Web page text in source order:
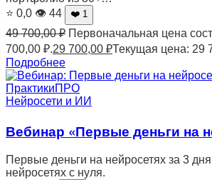
⭐ 0,0 👁 44 ❤️ 1
49 700,00₽ Первоначальная цена
700,00 ₽.29 700,00 ₽Текущая цена: 29
Подробнее
Нейросети и ИИ
Вебинар «Первые деньги на
Первые деньги на нейросетях за 3
нейросетях с нуля.